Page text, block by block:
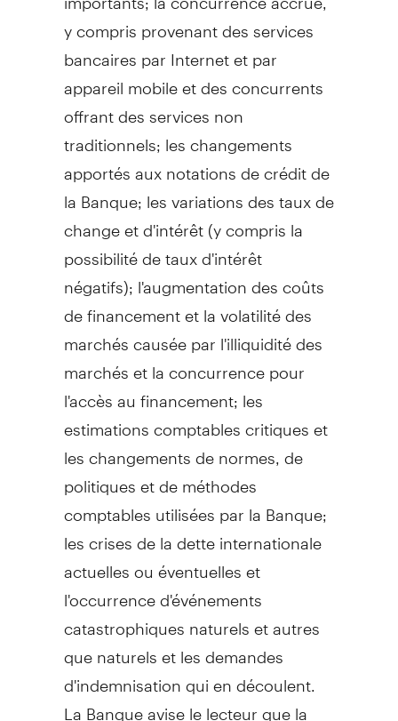
y compris provenant des services
bancaires par Internet et par
appareil mobile et des concurrents
offrant des services non
traditionnels; les changements
apportés aux notations de crédit de
la Banque; les variations des taux de
change et d'intérêt (y compris la
possibilité de taux d'intérêt
négatifs); l'augmentation des coûts
de financement et la volatilité des
marchés causée par l'illiquidité des
marchés et la concurrence pour
l'accès au financement; les
estimations comptables critiques et
les changements de normes, de
politiques et de méthodes
comptables utilisées par la Banque;
les crises de la dette internationale
actuelles ou éventuelles et
l'occurrence d'événements
catastrophiques naturels et autres
que naturels et les demandes
d'indemnisation qui en découlent.
La Banque avise le lecteur que la